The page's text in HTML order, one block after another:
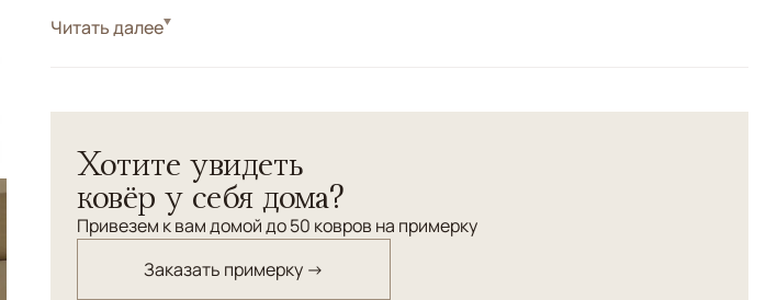
СтильСовременные
Читать далее
Хотите увидеть
ковёр у себя дома?
Привезем к вам домой до 50 ковров на примерку
Заказать примерку →